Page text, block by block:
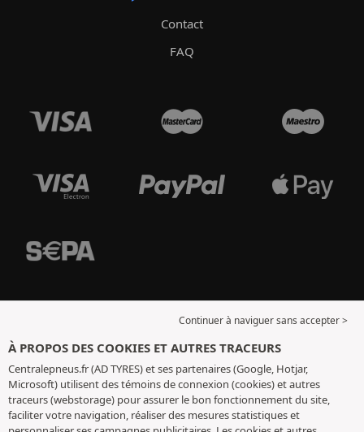
Contact
FAQ
Continuer à naviguer sans accepter >
À PROPOS DES COOKIES ET AUTRES TRACEURS
Centralepneus.fr (AD TYRES) et ses partenaires (Google, Hotjar,
Microsoft) utilisent des témoins de connexion (cookies) et autres
traceurs (webstorage) pour assurer le bon fonctionnement du site,
faciliter votre navigation, réaliser des mesures statistiques et